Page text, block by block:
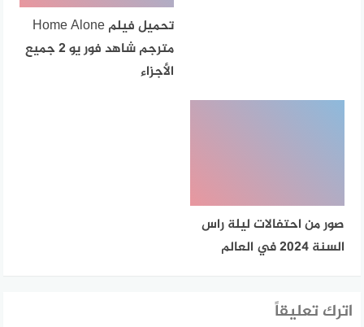
تحميل فيلم Home Alone
مترجم شاهد فور يو 2 جميع
الأجزاء
صور من احتفالات ليلة راس
السنة 2024 في العالم
اترك تعليقاً